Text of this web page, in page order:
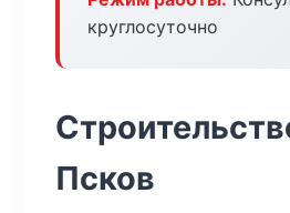
круглосуточно
Псков